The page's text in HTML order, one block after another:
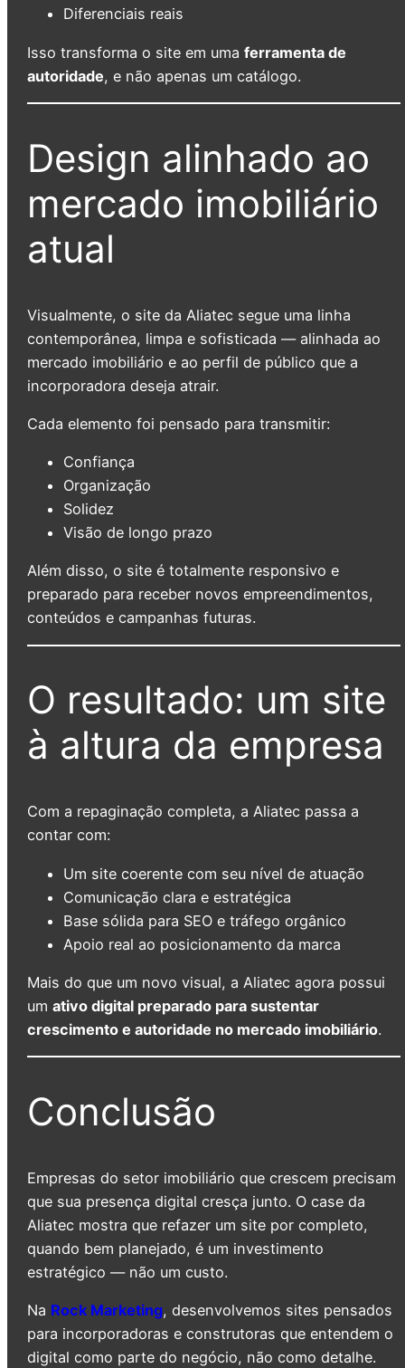
Diferenciais reais
Isso transforma o site em umaferramenta de
autoridade, e não apenas um catálogo.
Design alinhado ao
mercado imobiliário
atual
Visualmente, o site da Aliatec segue uma linha
contemporânea, limpa e sofisticada — alinhada ao
mercado imobiliário e ao perfil de público que a
incorporadora deseja atrair.
Cada elemento foi pensado para transmitir:
Confiança
Organização
Solidez
Visão de longo prazo
Além disso, o site é totalmente responsivo e
preparado para receber novos empreendimentos,
conteúdos e campanhas futuras.
O resultado: um site
à altura da empresa
Com a repaginação completa, a Aliatec passa a
contar com:
Um site coerente com seu nível de atuação
Comunicação clara e estratégica
Base sólida para SEO e tráfego orgânico
Apoio real ao posicionamento da marca
Mais do que um novo visual, a Aliatec agora possui
umativo digital preparado para sustentar
crescimento e autoridade no mercado imobiliário.
Conclusão
Empresas do setor imobiliário que crescem precisam
que sua presença digital cresça junto. O case da
Aliatec mostra que refazer um site por completo,
quando bem planejado, é um investimento
estratégico — não um custo.
Na Rock Marketing, desenvolvemos sites pensados
para incorporadoras e construtoras que entendem o
digital como parte do negócio, não como detalhe.